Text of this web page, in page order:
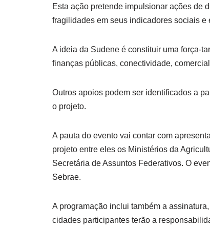
Esta ação pretende impulsionar ações de
fragilidades em seus indicadores sociais e
A ideia da Sudene é constituir uma força-
finanças públicas, conectividade,
Outros apoios podem ser identificados a
o projeto.
A pauta do evento vai contar com
projeto entre eles os Ministérios da
Secretária de Assuntos Federativos. O
Sebrae.
A programação inclui também a
cidades participantes terão a